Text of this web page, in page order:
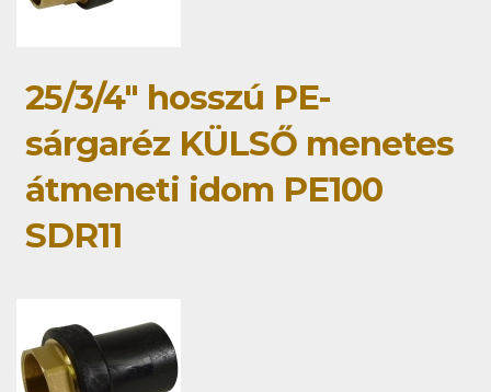
25/3/4" hosszú PE-
sárgaréz KÜLSŐ menetes
átmeneti idom PE100
SDR11